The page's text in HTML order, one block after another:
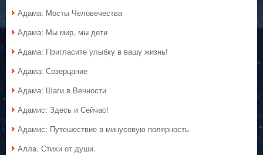
Адама: Мосты Человечества
Адама: Мы мир, мы дети
Адама: Пригласите улыбку в вашу жизнь!
Адама: Созерцание
Адама: Шаги в Вечности
Адамис: Здесь и Сейчас!
Адамис: Путешествие в минусовую полярность
Алла. Стихи от души.